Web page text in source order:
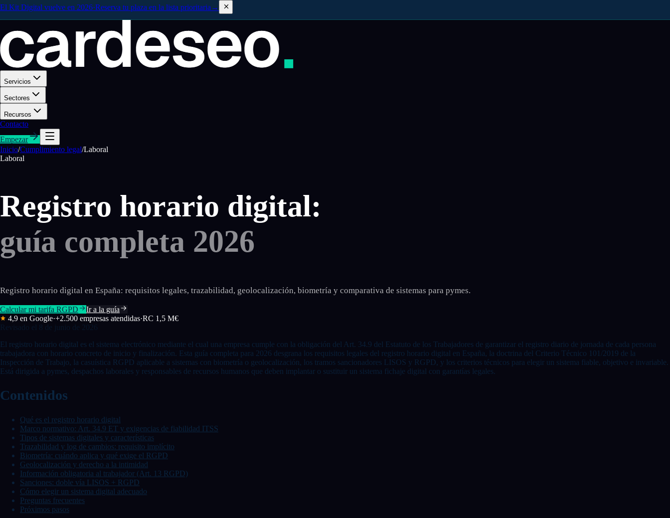
El Kit Digital vuelve en 2026·Reserva tu plaza en la lista prioritaria →
Servicios
Sectores
Recursos
Contacto
Empezar
Inicio/Cumplimiento legal/Laboral
Laboral
Registro horario digital:
guía completa 2026
Registro horario digital en España: requisitos legales, trazabilidad, geolocalización, biometría y comparativa de sistemas para pymes.
Calcular mi tarifa RGPD
Ir a la guía
4,9 en Google·+2.500 empresas atendidas·RC 1,5 M€
Revisado el 8 de junio de 2026
El registro horario digital es el sistema electrónico mediante el cual una empresa cumple con la obligación del Art. 34.9 del Estatuto de los Trabajadores de garantizar el registro diario de jornada de cada persona
trabajadora con horario concreto de inicio y finalización. Esta guía completa para 2026 desgrana los requisitos legales del registro horario digital en España, la doctrina del Criterio Técnico 101/2019 de la
Inspección de Trabajo, la casuística RGPD aplicable a sistemas con biometría o geolocalización, los tramos sancionadores LISOS y RGPD, y los criterios técnicos para elegir un sistema fiable, objetivo e invariable.
Está dirigida a pymes, despachos laborales y responsables de recursos humanos que deben implantar o sustituir un sistema fichaje digital con garantías legales.
Contenidos
Qué es el registro horario digital
Marco normativo: Art. 34.9 ET y exigencias de fiabilidad ITSS
Tipos de sistemas digitales y características
Trazabilidad y log de cambios: requisito implícito
Biometría: cuándo aplica y qué exige el RGPD
Geolocalización y derecho a la intimidad
Información obligatoria al trabajador (Art. 13 RGPD)
Sanciones: doble vía LISOS + RGPD
Cómo elegir un sistema digital adecuado
Preguntas frecuentes
Próximos pasos